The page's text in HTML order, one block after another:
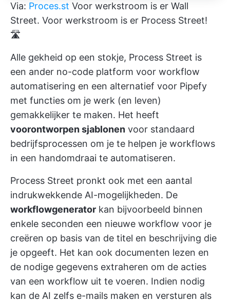
Via: Proces.st Voor werkstroom is er Wall
Street. Voor werkstroom is er Process Street!
🛣️
Alle gekheid op een stokje, Process Street is
een ander no-code platform voor workflow
automatisering en een alternatief voor Pipefy
met functies om je werk (en leven)
gemakkelijker te maken. Het heeft
voorontworpen sjablonen voor standaard
bedrijfsprocessen om je te helpen je workflows
in een handomdraai te automatiseren.
Process Street pronkt ook met een aantal
indrukwekkende AI-mogelijkheden. De
workflowgenerator kan bijvoorbeeld binnen
enkele seconden een nieuwe workflow voor je
creëren op basis van de titel en beschrijving die
je opgeeft. Het kan ook documenten lezen en
de nodige gegevens extraheren om de acties
van een workflow uit te voeren. Indien nodig
kan de AI zelfs e-mails maken en versturen als